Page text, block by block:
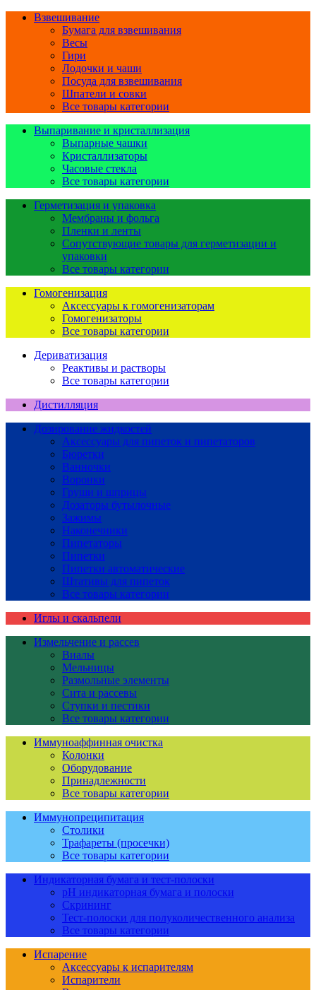
Взвешивание
Бумага для взвешивания
Весы
Гири
Лодочки и чаши
Посуда для взвешивания
Шпатели и совки
Все товары категории
Выпаривание и кристаллизация
Выпарные чашки
Кристаллизаторы
Часовые стекла
Все товары категории
Герметизация и упаковка
Мембраны и фольга
Пленки и ленты
Сопутствующие товары для герметизации и
упаковки
Все товары категории
Гомогенизация
Аксессуары к гомогенизаторам
Гомогенизаторы
Все товары категории
Дериватизация
Реактивы и растворы
Все товары категории
Дистилляция
Дозирование жидкостей
Аксессуары для пипеток и пипетаторов
Бюретки
Ванночки
Воронки
Груши и шприцы
Дозаторы бутылочные
Зажимы
Наконечники
Пипетаторы
Пипетки
Пипетки автоматические
Штативы для пипеток
Все товары категории
Иглы и скальпели
Измельчение и рассев
Виалы
Мельницы
Размольные элементы
Сита и рассевы
Ступки и пестики
Все товары категории
Иммуноаффинная очистка
Колонки
Оборудование
Принадлежности
Все товары категории
Иммунопреципитация
Столики
Трафареты (просечки)
Все товары категории
Индикаторная бумага и тест-полоски
pH индикаторная бумага и полоски
Скрининг
Тест-полоски для полуколичественного анализа
Все товары категории
Испарение
Аксессуары к испарителям
Испарители